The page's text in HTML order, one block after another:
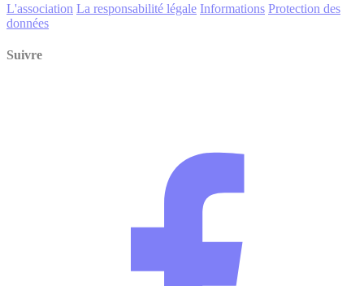
L'association La responsabilité légale Informations Protection des
données
Suivre